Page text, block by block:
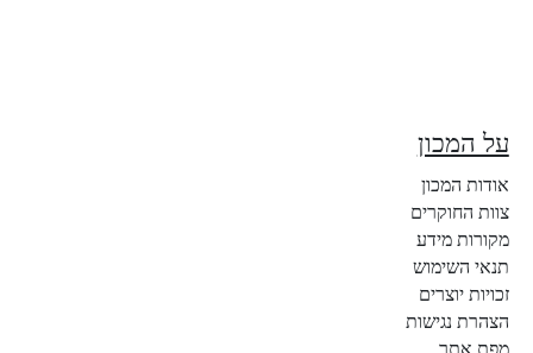
על המכון
אודות המכון
צוות החוקרים
מקורות מידע
תנאי השימוש
זכויות יוצרים
הצהרת נגישות
מפת אתר